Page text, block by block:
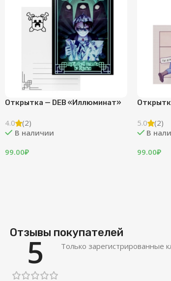
— PWGood «Болото»
Открытка —
Отзывы покупателей
5 Только зарегистрированные